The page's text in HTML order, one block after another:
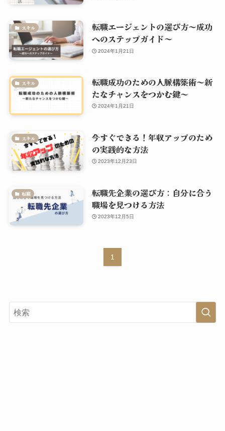
スキル
転職エージェントの選び方～成功
へのステップガイド～
2024年1月21日
スキル
転職成功のための人脈構築術～新
たなチャンスをつかむ鍵～
2024年1月21日
スキル
今すぐできる！年収アップのため
の実践的な方法
2023年12月23日
転職
転職先企業の選び方：自分に合う
職場を見つける方法
2023年12月5日
1